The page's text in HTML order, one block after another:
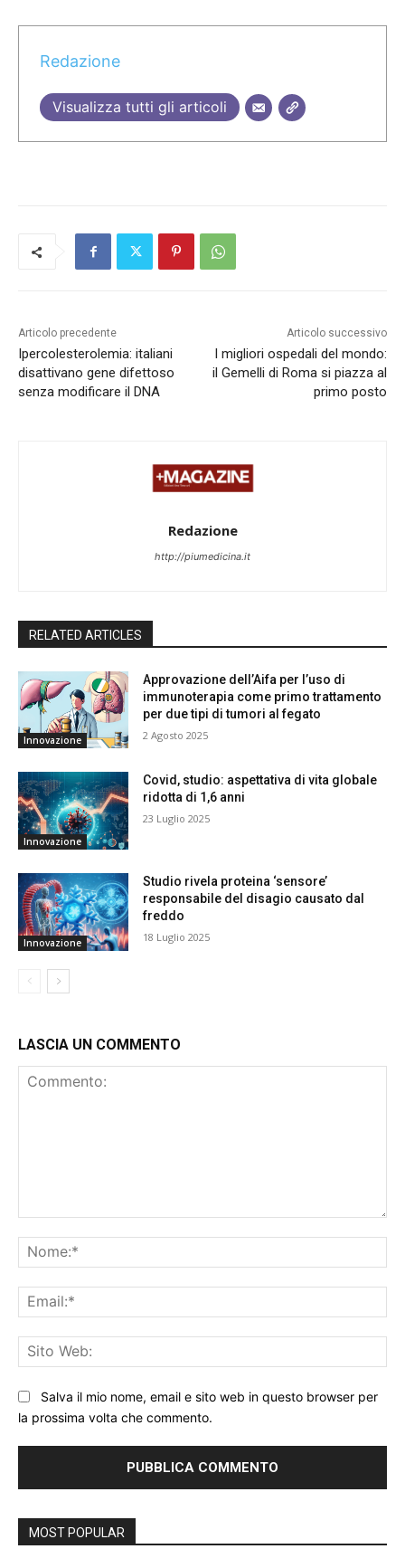
Redazione
Visualizza tutti gli articoli
Articolo precedente
Ipercolesterolemia: italiani
disattivano gene difettoso
senza modificare il DNA
Articolo successivo
I migliori ospedali del mondo:
il Gemelli di Roma si piazza al
primo posto
Redazione
http://piumedicina.it
RELATED ARTICLES
Innovazione
Approvazione dell’Aifa per l’uso di
immunoterapia come primo trattamento
per due tipi di tumori al fegato
2 Agosto 2025
Innovazione
Covid, studio: aspettativa di vita globale
ridotta di 1,6 anni
23 Luglio 2025
Innovazione
Studio rivela proteina ‘sensore’
responsabile del disagio causato dal
freddo
18 Luglio 2025
LASCIA UN COMMENTO
Salva il mio nome, email e sito web in questo browser per
la prossima volta che commento.
MOST POPULAR